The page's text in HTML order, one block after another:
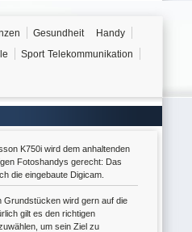
Gesundheit
Handy
Sport Telekommunikation
K750i wird dem anhaltenden
Fotoshandys gerecht: Das
die eingebaute Digicam.
Grundstücken wird gern auf die
gilt es den richtigen
um sein Ziel zu